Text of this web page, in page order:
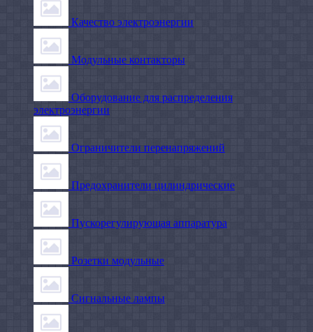
Качество электроэнергии
Модульные контакторы
Оборудование для распределения
электроэнергии
Ограничители перенапряжений
Предохранители цилиндрические
Пускорегулирующая аппаратура
Розетки модульные
Сигнальные лампы